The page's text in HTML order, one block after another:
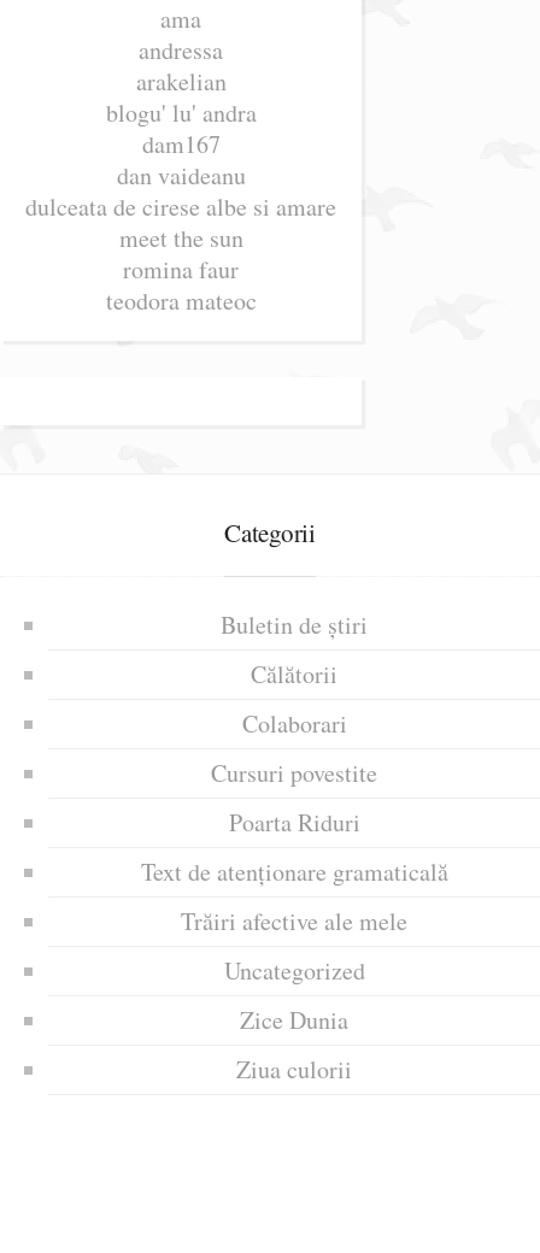
ama
andressa
arakelian
blogu' lu' andra
dam167
dan vaideanu
dulceata de cirese albe si amare
meet the sun
romina faur
teodora mateoc
Categorii
Buletin de știri
Călătorii
Colaborari
Cursuri povestite
Poarta Riduri
Text de atenționare gramaticală
Trăiri afective ale mele
Uncategorized
Zice Dunia
Ziua culorii